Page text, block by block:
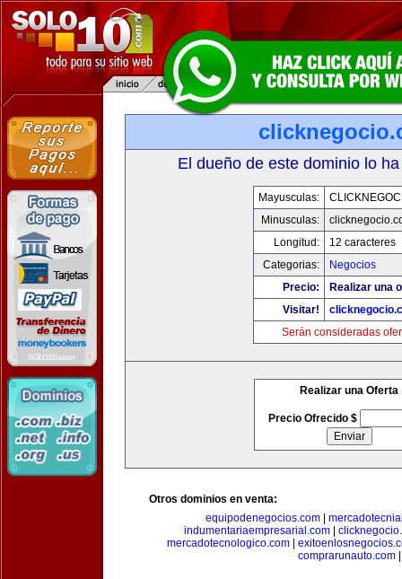
El dueño de este dominio lo
Mayusculas:
Minusculas:
Longitud:
12 caracteres
Categorias:
Negocios
Precio:
Realizar una
Visitar!
Serán consideradas
Realizar una Oferta
Precio Ofrecido $
Otros dominios en venta:
equipodenegocios.com|
indumentariaempresarial.com
mercadotecnologico.com
comprarunauto.com|